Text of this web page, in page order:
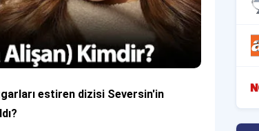
estiren dizisi Seversin'in